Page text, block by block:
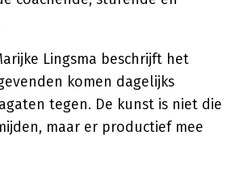
Lingsma beschrijft het
komen dagelijks
tegen. De kunst is niet die
maar er productief mee